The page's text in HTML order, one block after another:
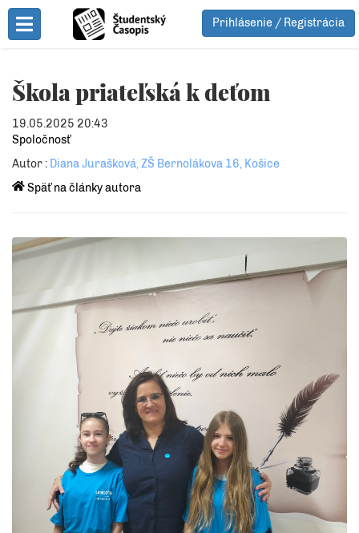
Toggle Menu
Prihlásenie / Registrácia
Škola priateľská k deťom
19.05.2025 20:43
Spoločnosť
Autor : Diana Jurašková, ZŠ Bernolákova 16, Košice
Späť na články autora